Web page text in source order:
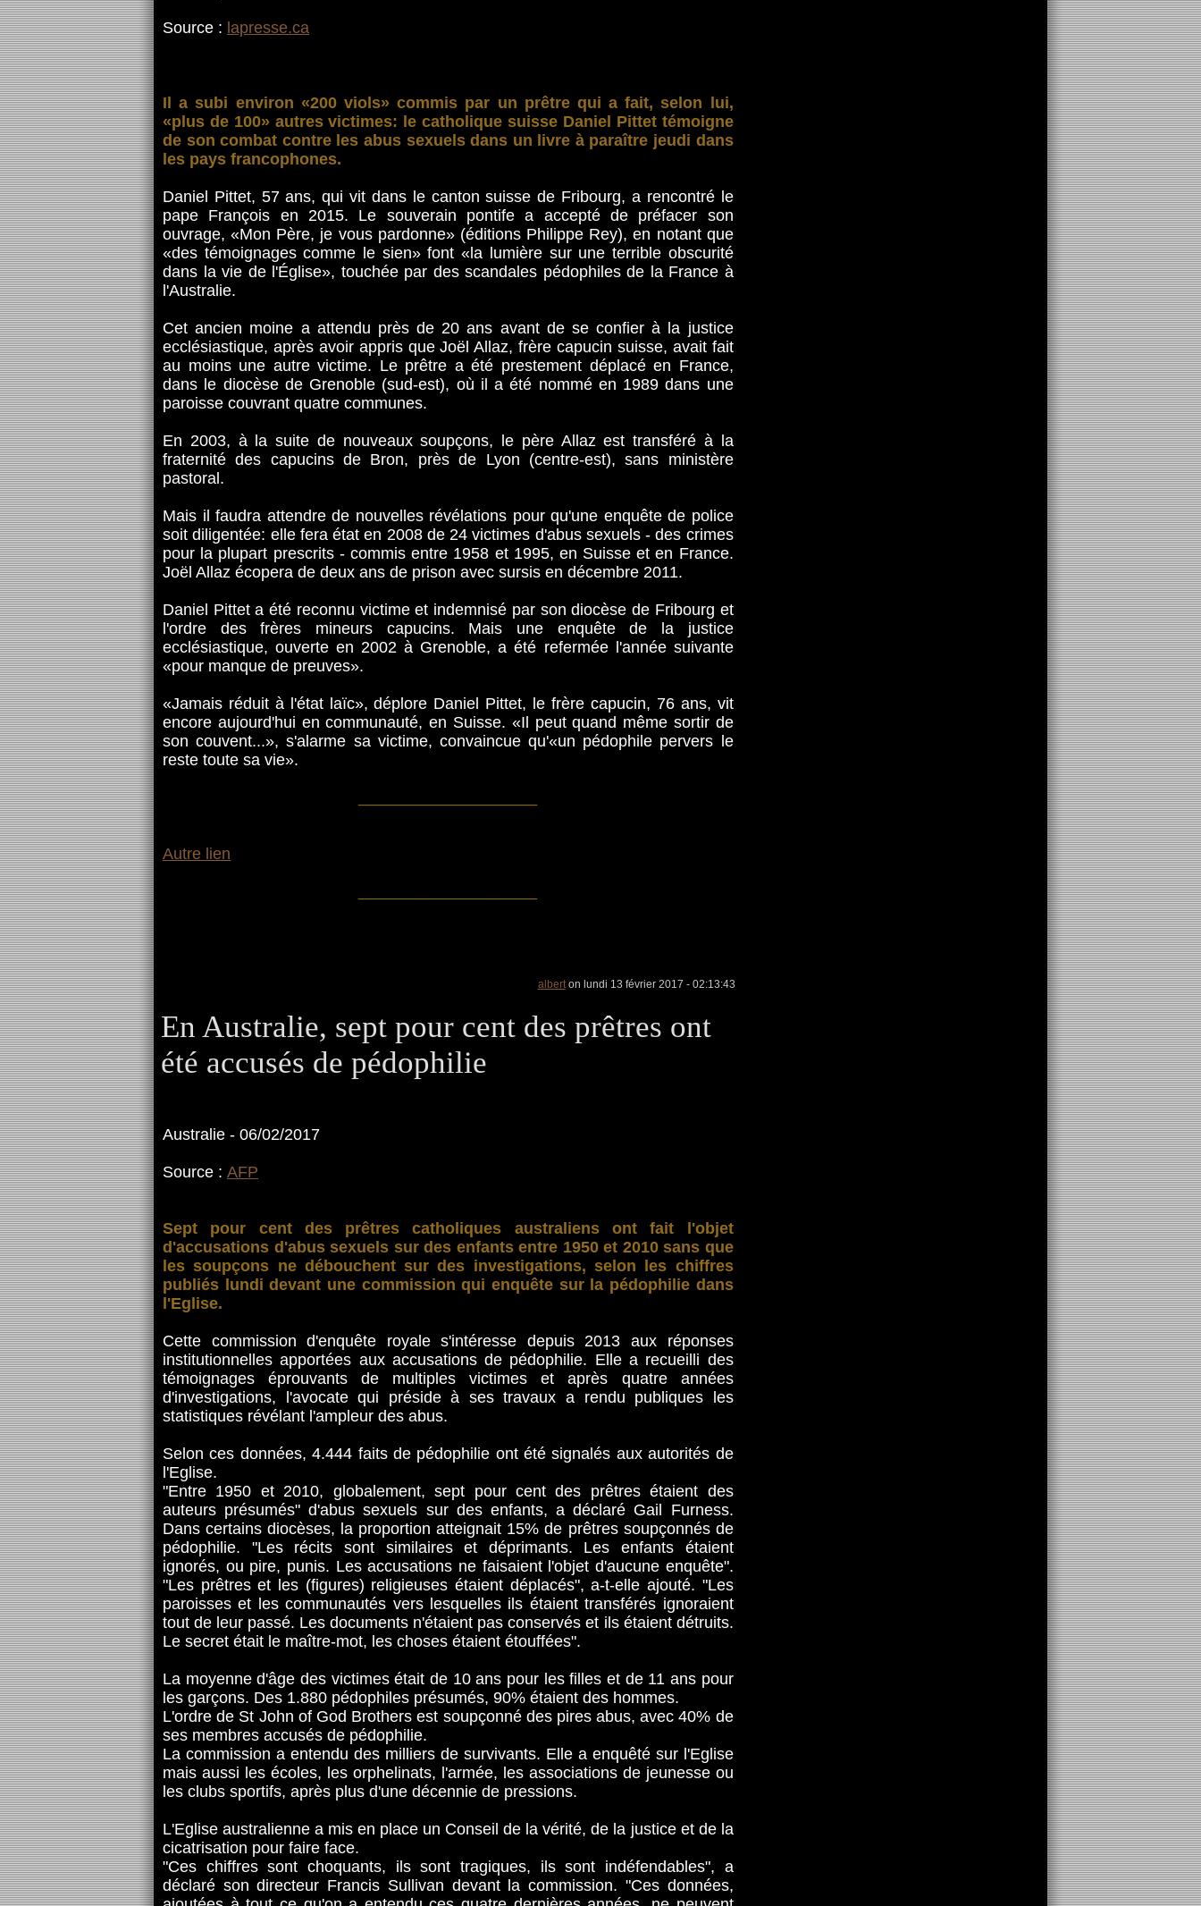
Source : lapresse.ca
Il a subi environ «200 viols» commis par un prêtre qui a fait, selon lui,
«plus de 100» autres victimes: le catholique suisse Daniel Pittet témoigne
de son combat contre les abus sexuels dans un livre à paraître jeudi dans
les pays francophones.
Daniel Pittet, 57 ans, qui vit dans le canton suisse de Fribourg, a rencontré le
pape François en 2015. Le souverain pontife a accepté de préfacer son
ouvrage, «Mon Père, je vous pardonne» (éditions Philippe Rey), en notant que
«des témoignages comme le sien» font «la lumière sur une terrible obscurité
dans la vie de l'Église», touchée par des scandales pédophiles de la France à
l'Australie.
Cet ancien moine a attendu près de 20 ans avant de se confier à la justice
ecclésiastique, après avoir appris que Joël Allaz, frère capucin suisse, avait fait
au moins une autre victime. Le prêtre a été prestement déplacé en France,
dans le diocèse de Grenoble (sud-est), où il a été nommé en 1989 dans une
paroisse couvrant quatre communes.
En 2003, à la suite de nouveaux soupçons, le père Allaz est transféré à la
fraternité des capucins de Bron, près de Lyon (centre-est), sans ministère
pastoral.
Mais il faudra attendre de nouvelles révélations pour qu'une enquête de police
soit diligentée: elle fera état en 2008 de 24 victimes d'abus sexuels - des crimes
pour la plupart prescrits - commis entre 1958 et 1995, en Suisse et en France.
Joël Allaz écopera de deux ans de prison avec sursis en décembre 2011.
Daniel Pittet a été reconnu victime et indemnisé par son diocèse de Fribourg et
l'ordre des frères mineurs capucins. Mais une enquête de la justice
ecclésiastique, ouverte en 2002 à Grenoble, a été refermée l'année suivante
«pour manque de preuves».
«Jamais réduit à l'état laïc», déplore Daniel Pittet, le frère capucin, 76 ans, vit
encore aujourd'hui en communauté, en Suisse. «Il peut quand même sortir de
son couvent...», s'alarme sa victime, convaincue qu'«un pédophile pervers le
reste toute sa vie».
Autre lien
alberton lundi 13 février 2017 - 02:13:43
En Australie, sept pour cent des prêtres ont
été accusés de pédophilie
Australie - 06/02/2017
Source : AFP
Sept pour cent des prêtres catholiques australiens ont fait l'objet
d'accusations d'abus sexuels sur des enfants entre 1950 et 2010 sans que
les soupçons ne débouchent sur des investigations, selon les chiffres
publiés lundi devant une commission qui enquête sur la pédophilie dans
l'Eglise.
Cette commission d'enquête royale s'intéresse depuis 2013 aux réponses
institutionnelles apportées aux accusations de pédophilie. Elle a recueilli des
témoignages éprouvants de multiples victimes et après quatre années
d'investigations, l'avocate qui préside à ses travaux a rendu publiques les
statistiques révélant l'ampleur des abus.
Selon ces données, 4.444 faits de pédophilie ont été signalés aux autorités de
l'Eglise.
"Entre 1950 et 2010, globalement, sept pour cent des prêtres étaient des
auteurs présumés" d'abus sexuels sur des enfants, a déclaré Gail Furness.
Dans certains diocèses, la proportion atteignait 15% de prêtres soupçonnés de
pédophilie. "Les récits sont similaires et déprimants. Les enfants étaient
ignorés, ou pire, punis. Les accusations ne faisaient l'objet d'aucune enquête".
"Les prêtres et les (figures) religieuses étaient déplacés", a-t-elle ajouté. "Les
paroisses et les communautés vers lesquelles ils étaient transférés ignoraient
tout de leur passé. Les documents n'étaient pas conservés et ils étaient détruits.
Le secret était le maître-mot, les choses étaient étouffées".
La moyenne d'âge des victimes était de 10 ans pour les filles et de 11 ans pour
les garçons. Des 1.880 pédophiles présumés, 90% étaient des hommes.
L'ordre de St John of God Brothers est soupçonné des pires abus, avec 40% de
ses membres accusés de pédophilie.
La commission a entendu des milliers de survivants. Elle a enquêté sur l'Eglise
mais aussi les écoles, les orphelinats, l'armée, les associations de jeunesse ou
les clubs sportifs, après plus d'une décennie de pressions.
L'Eglise australienne a mis en place un Conseil de la vérité, de la justice et de la
cicatrisation pour faire face.
"Ces chiffres sont choquants, ils sont tragiques, ils sont indéfendables", a
déclaré son directeur Francis Sullivan devant la commission. "Ces données,